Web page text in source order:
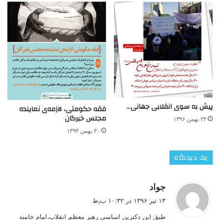
پیش به سوی انقلابی جهانی…
۲۴ بهمن ۱۳۹۶
فقه حکومتی، لازمه‌ی نماینده
مجلس خبرگان
۳۰ بهمن ۱۳۹۴
یک دیدگاه
جواد
۱۳ تیر ۱۳۹۶ در ۱۰:۳۲ ب٫ظ
طبق این دکترین اساسی رهبر معظم انقلاب،امام خامنه